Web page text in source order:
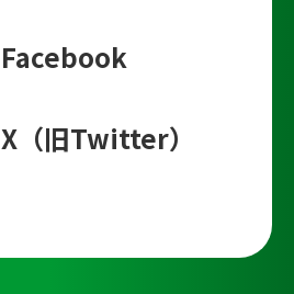
Facebook
X（旧Twitter）